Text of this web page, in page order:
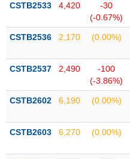
thái
phiếu
mô
thị
Niêm
CSTB2533 4,420
-30
(-0.67%)
CSTB2536 2,170 (0.00%)
CSTB2537 2,490
-100
(-3.86%)
CSTB2602 6,190 (0.00%)
CSTB2603 6,270 (0.00%)
NGÀNH
DOANH
NGHIỆP